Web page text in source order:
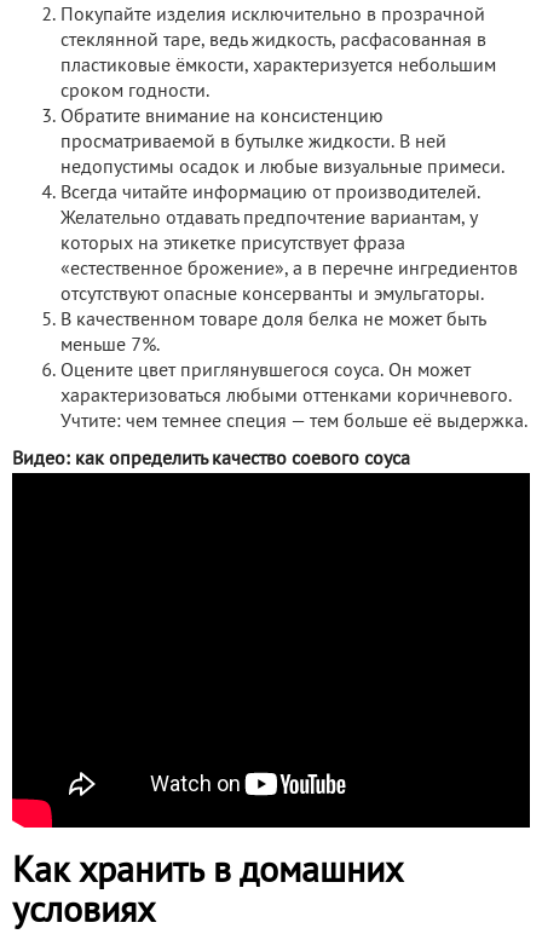
Покупайте изделия исключительно в прозрачной
стеклянной таре, ведь жидкость, расфасованная в
пластиковые ёмкости, характеризуется небольшим
сроком годности.
Обратите внимание на консистенцию
просматриваемой в бутылке жидкости. В ней
недопустимы осадок и любые визуальные примеси.
Всегда читайте информацию от производителей.
Желательно отдавать предпочтение вариантам, у
которых на этикетке присутствует фраза
«естественное брожение», а в перечне ингредиентов
отсутствуют опасные консерванты и эмульгаторы.
В качественном товаре доля белка не может быть
меньше 7%.
Оцените цвет приглянувшегося соуса. Он может
характеризоваться любыми оттенками коричневого.
Учтите: чем темнее специя — тем больше её выдержка.
Видео: как определить качество соевого соуса
Как хранить в домашних
условиях